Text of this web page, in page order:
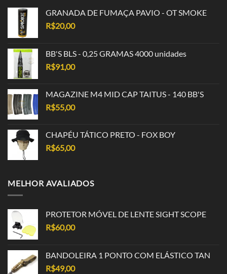
GRANADA DE FUMAÇA PAVIO - OT SMOKE
R$20,00
BB'S BLS - 0,25 GRAMAS 4000 unidades
R$91,00
MAGAZINE M4 MID CAP TAITUS - 140 BB'S
R$55,00
CHAPÉU TÁTICO PRETO - FOX BOY
R$65,00
MELHOR AVALIADOS
PROTETOR MÓVEL DE LENTE SIGHT SCOPE
R$60,00
BANDOLEIRA 1 PONTO COM ELÁSTICO TAN
R$49,00